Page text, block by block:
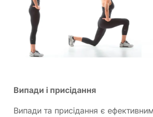
Випади і присідання
Випади та присідання є